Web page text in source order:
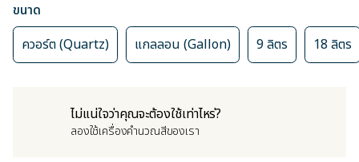
ขนาด
ควอร์ต (Quartz)
แกลลอน (Gallon) 9 ลิตร 18 ลิตร
ไม่แน่ใจว่าคุณจะต้องใช้เท่าไหร่?
ลองใช้เครื่องคำนวณสีของเรา